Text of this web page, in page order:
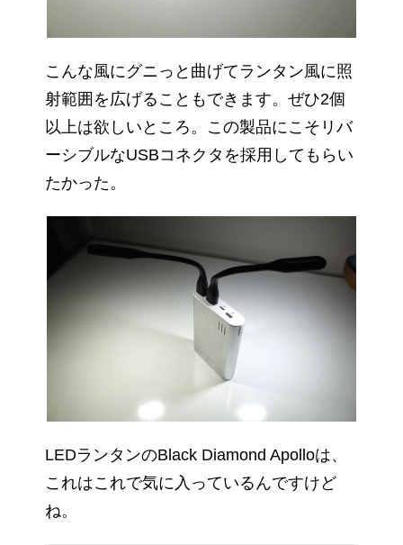
こんな風にグニっと曲げてランタン風に照
射範囲を広げることもできます。ぜひ2個
以上は欲しいところ。この製品にこそリバ
ーシブルなUSBコネクタを採用してもらい
たかった。
LEDランタンのBlack Diamond Apolloは、
これはこれで気に入っているんですけど
ね。